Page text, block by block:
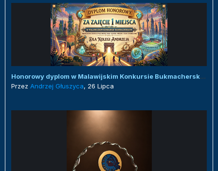
Honorowy dyplom w Malawijskim Konkursie Bukmacherskim :)
Przez Andrzej Głuszyca, 26 Lipca